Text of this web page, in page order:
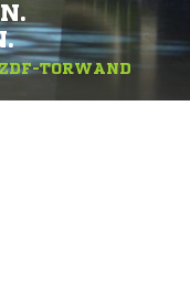
TORWAND